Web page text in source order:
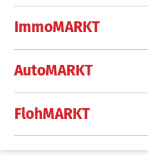
ImmoMARKT
AutoMARKT
FlohMARKT